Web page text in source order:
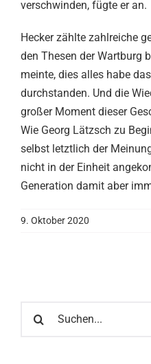
verschwinden, fügte er an.
Hecker zählte zahlreiche
den Thesen der Wartburg
meinte, dies alles habe
durchstanden. Und die
großer Moment dieser
Wie Georg Lätzsch zu
selbst letztlich der
nicht in der Einheit
Generation damit aber
9. Oktober 2020
nach: